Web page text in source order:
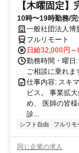
【木曜固定
10時〜19時勤務/
業務一般社団法人博
フルリモート
日給32,000円
勤務時間・曜日
ご相談に乗れま
仕事内容: スキ
ビス。 事業拡
め、 医師の皆
診...
シフト自由 フルリモ
同じ企業の求人